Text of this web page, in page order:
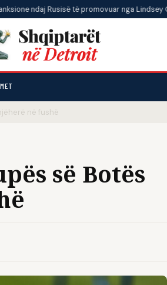
të promovuar nga Lindsey Graham •
në fushë
së Botës